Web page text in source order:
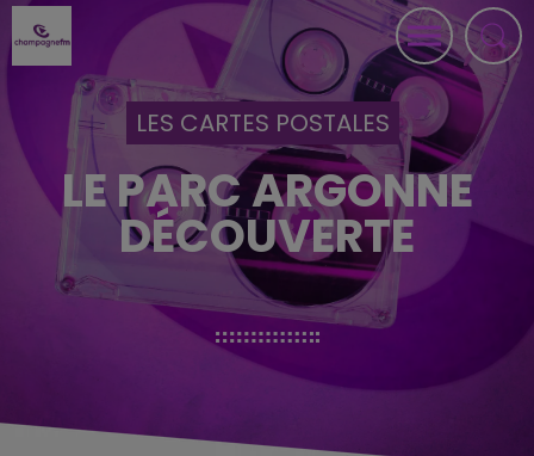
LES CARTES POSTALES
LE PARC ARGONNE
DÉCOUVERTE